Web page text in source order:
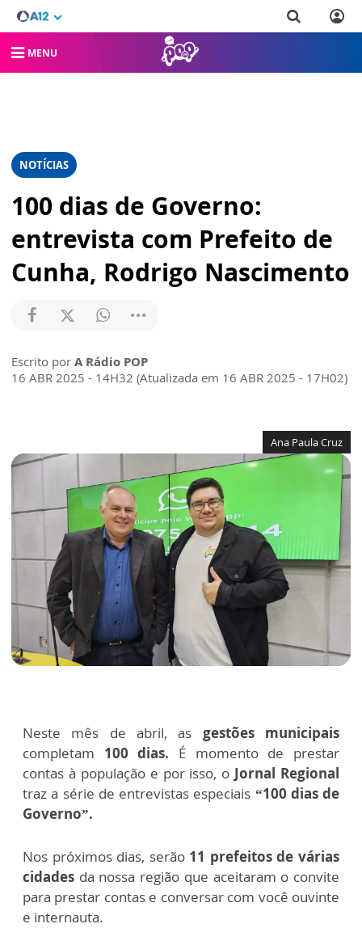
MENU
NOTÍCIAS
100 dias de Governo:
entrevista com Prefeito de
Cunha, Rodrigo Nascimento
Escrito por A Rádio POP
16 ABR 2025 - 14H32 (Atualizada em 16 ABR 2025 - 17H02)
Ana Paula Cruz
Neste mês de abril, as gestões municipais
completam 100 dias. É momento de prestar
contas à população e por isso, o Jornal Regional
traz a série de entrevistas especiais “100 dias de
Governo”.
Nos próximos dias, serão 11 prefeitos de várias
cidades da nossa região que aceitaram o convite
para prestar contas e conversar com você ouvinte
e internauta.